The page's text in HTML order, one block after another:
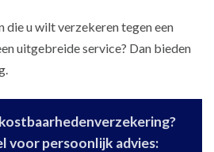
die u wilt verzekeren tegen een
uitgebreide service? Dan bieden
voor persoonlijk advies: